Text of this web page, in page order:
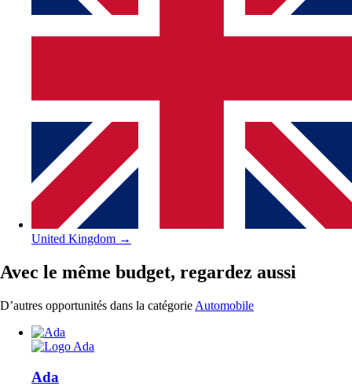
United Kingdom →
Avec le même budget, regardez aussi
D’autres opportunités dans la catégorie Automobile
Ada